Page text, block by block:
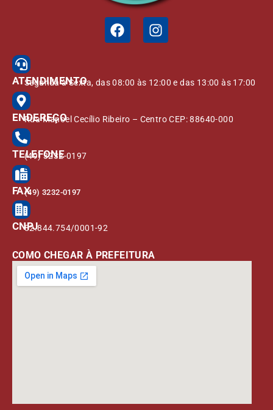
ATENDIMENTO
Segunda à Sexta, das 08:00 às 12:00 e das 13:00 às 17:00
ENDEREÇO
Rua Manoel Cecílio Ribeiro – Centro CEP: 88640-000
TELEFONE
(49) 3232-0197
FAX(49) 3232-0197
CNPJ82.844.754/0001-92
COMO CHEGAR À PREFEITURA